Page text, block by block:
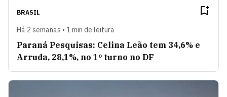
BRASIL
Há 2 semanas • 1 min de leitura
Paraná Pesquisas: Celina Leão tem 34,6% e
Arruda, 28,1%, no 1º turno no DF